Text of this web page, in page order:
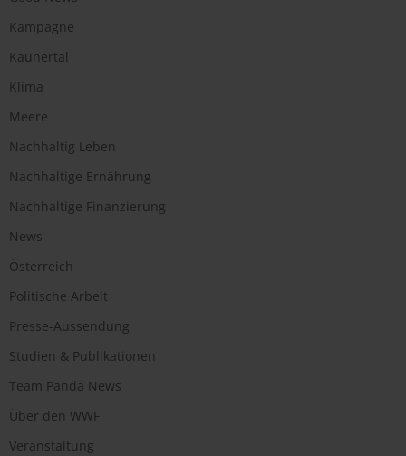
Kampagne
Kaunertal
Klima
Meere
Nachhaltig Leben
Nachhaltige Ernährung
Nachhaltige Finanzierung
News
Österreich
Politische Arbeit
Presse-Aussendung
Studien & Publikationen
Team Panda News
Über den WWF
Veranstaltung